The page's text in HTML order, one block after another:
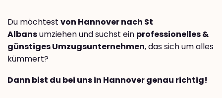
Du möchtest von Hannover nach St
Albansumziehen und suchst ein professionelles &
günstiges Umzugsunternehmen, das sich um alles
kümmert?
Dann bist du bei uns in Hannover genau richtig!